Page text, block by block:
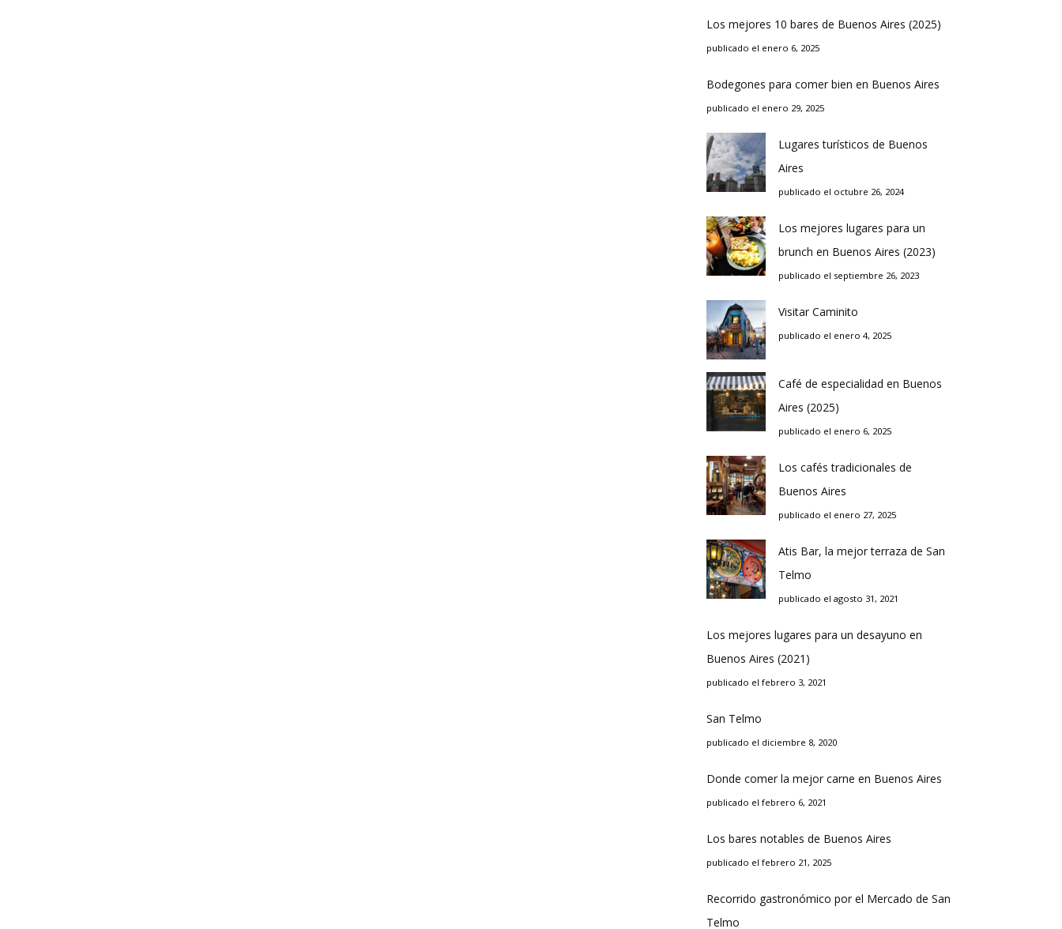
Los mejores 10 bares de Buenos Aires (2025)
publicado el enero 6, 2025
Bodegones para comer bien en Buenos Aires
publicado el enero 29, 2025
Lugares turísticos de Buenos
Aires
publicado el octubre 26, 2024
Los mejores lugares para un
brunch en Buenos Aires (2023)
publicado el septiembre 26, 2023
Visitar Caminito
publicado el enero 4, 2025
Café de especialidad en Buenos
Aires (2025)
publicado el enero 6, 2025
Los cafés tradicionales de
Buenos Aires
publicado el enero 27, 2025
Atis Bar, la mejor terraza de San
Telmo
publicado el agosto 31, 2021
Los mejores lugares para un desayuno en
Buenos Aires (2021)
publicado el febrero 3, 2021
San Telmo
publicado el diciembre 8, 2020
Donde comer la mejor carne en Buenos Aires
publicado el febrero 6, 2021
Los bares notables de Buenos Aires
publicado el febrero 21, 2025
Recorrido gastronómico por el Mercado de San
Telmo